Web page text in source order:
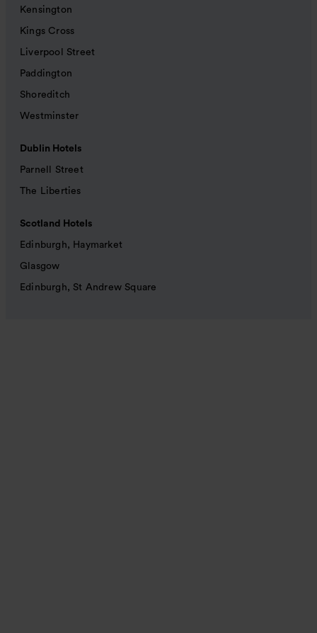
Kensington
Kings Cross
Liverpool Street
Paddington
Shoreditch
Westminster
Dublin Hotels
Parnell Street
The Liberties
Scotland Hotels
Edinburgh, Haymarket
Glasgow
Edinburgh, St Andrew Square